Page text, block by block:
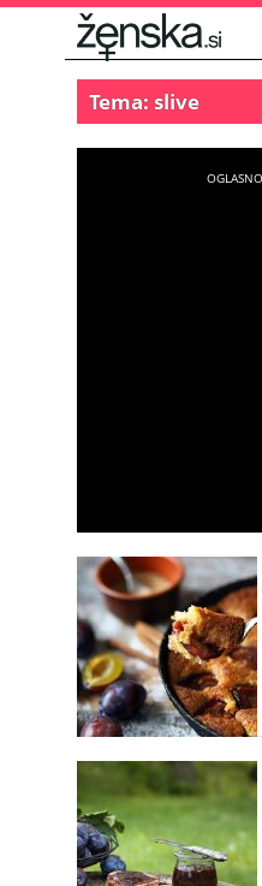
Tema: slive